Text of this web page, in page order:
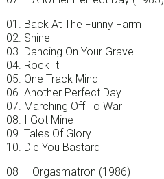
01. Back At The Funny Farm
02. Shine
03. Dancing On Your Grave
04. Rock It
05. One Track Mind
06. Another Perfect Day
07. Marching Off To War
08. I Got Mine
09. Tales Of Glory
10. Die You Bastard
08 — Orgasmatron (1986)